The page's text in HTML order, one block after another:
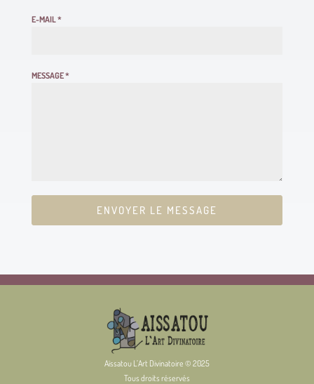
E-MAIL*
MESSAGE*
ENVOYER LE MESSAGE
Aïssatou L’Art Divinatoire © 2025
Tous droits réservés